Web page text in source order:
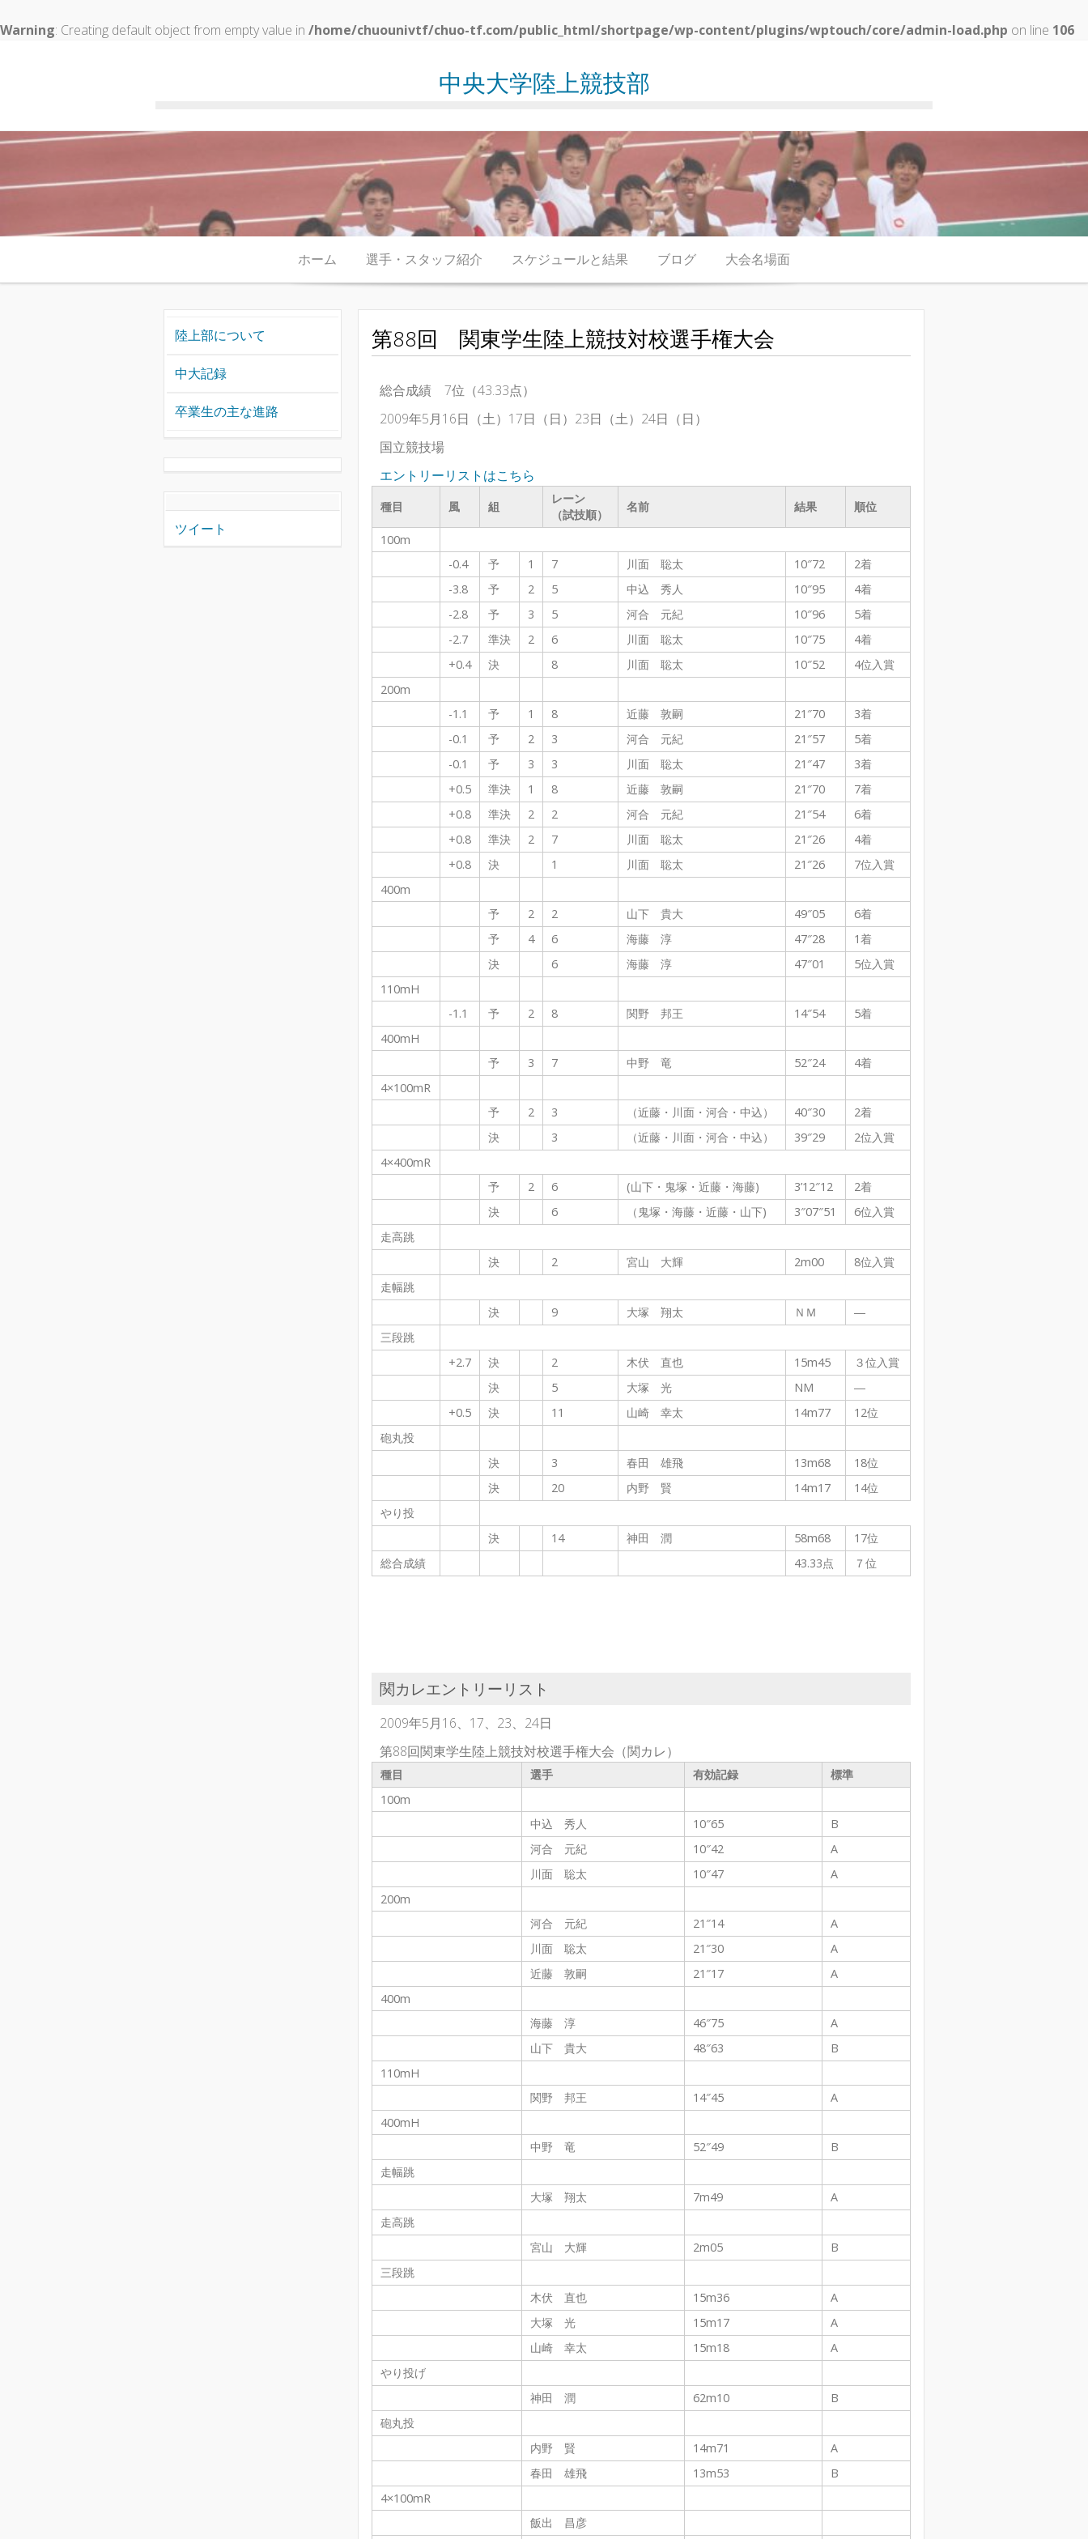
Warning: Creating default object from empty value in /home/chuounivtf/chuo-tf.com/public_html/shortpage/wp-content/plugins/wptouch/core/admin-load.php on line 106
中央大学陸上競技部
ホーム 選手・スタッフ紹介 スケジュールと結果 ブログ 大会名場面
第88回 関東学生陸上競技対校選手権大会
総合成績 7位（43.33点）
2009年5月16日（土）17日（日）23日（土）24日（日）
国立競技場
エントリーリストはこちら
種目 風 組
レーン
（試技順）
名前 結果 順位
100m
-0.4
予 1 7 川面 聡太 10″72
2着
-3.8
予 2 5 中込 秀人 10″95
4着
-2.8
予 3 5 河合 元紀 10″96
5着
-2.7
準決 2 6 川面 聡太 10″75
4着
+0.4
決 8 川面 聡太 10″52
4位入賞
200m
-1.1
予 1 8 近藤 敦嗣 21″70
3着
-0.1
予 2 3 河合 元紀 21″57
5着
-0.1
予 3 3 川面 聡太 21″47
3着
+0.5
準決 1 8 近藤 敦嗣 21″70
7着
+0.8
準決 2 2 河合 元紀 21″54
6着
+0.8
準決 2 7 川面 聡太 21″26
4着
+0.8
決 1 川面 聡太 21″26
7位入賞
400m
予
2 2 山下 貴大 49″05
6着
予
4 6 海藤 淳 47″28
1着
決
6 海藤 淳 47″01
5位入賞
110mH
-1.1
予 2 8 関野 邦王 14″54
5着
400mH
予
3 7 中野 竜 52″24
4着
4×100mR
予
2 3 （近藤・川面・河合・中込） 40″30
2着
決
3 （近藤・川面・河合・中込） 39″29
2位入賞
4×400mR
予
2 6 (山下・鬼塚・近藤・海藤) 3’12″12
2着
決
6 （鬼塚・海藤・近藤・山下) 3″07″51
6位入賞
走高跳
決
2 宮山 大輝 2m00
8位入賞
走幅跳
決
9 大塚 翔太 ＮＭ
―
三段跳
+2.7
決 2 木伏 直也 15m45
３位入賞
決
5 大塚 光 NM
―
+0.5
決 11 山崎 幸太 14m77
12位
砲丸投
決
3 春田 雄飛 13m68
18位
決
20 内野 賢 14m17
14位
やり投
決
14 神田 潤 58m68
17位
総合成績
43.33点 ７位
関カレエントリーリスト
2009年5月16、17、23、24日
第88回関東学生陸上競技対校選手権大会（関カレ）
種目 選手 有効記録
標準
100m
中込 秀人
10″65
B
河合 元紀
10″42
A
川面 聡太
10″47
A
200m
河合 元紀
21″14
A
川面 聡太
21″30
A
近藤 敦嗣
21″17
A
400m
海藤 淳
46″75
A
山下 貴大
48″63
B
110mH
関野 邦王
14″45
A
400mH
中野 竜
52″49
B
走幅跳
大塚 翔太
7m49
A
走高跳
宮山 大輝
2m05
B
三段跳
木伏 直也
15m36
A
大塚 光
15m17
A
山崎 幸太
15m18
A
やり投げ
神田 潤
62m10
B
砲丸投
内野 賢
14m71
A
春田 雄飛
13m53
B
4×100mR
飯出 昌彦
陸上部について
中大記録
卒業生の主な進路
ツイート